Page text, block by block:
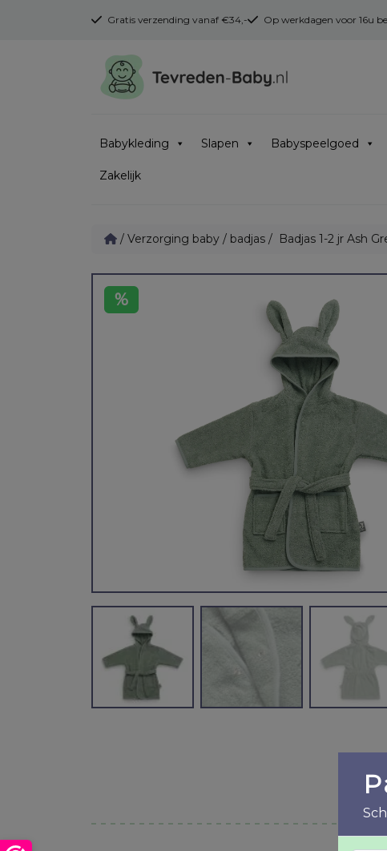
Gratis verzending vanaf €34,- Op werkdagen voor 16u
Babykleding Slapen Babyspeelgoed
Zakelijk
/ Verzorging baby/ badjas/ Badjas 1-2 jr Ash
%